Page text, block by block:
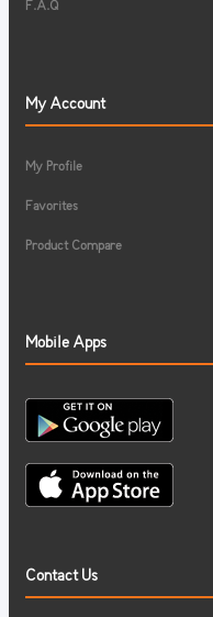
F.A.Q
My Account
My Profile
Favorites
Product Compare
Mobile Apps
Contact Us